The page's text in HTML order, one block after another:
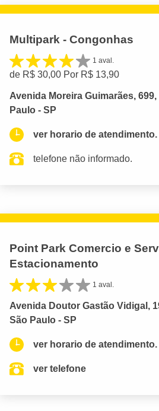
Multipark - Congonhas
1 aval.
de R$ 30,00 Por R$ 13,90
Avenida Moreira Guimarães,
Paulo - SP
ver horario de atendimento.
telefone não informado.
Point Park Comercio e
Estacionamento
1 aval.
Avenida Doutor Gastão Vidigal,
São Paulo - SP
ver horario de atendimento.
ver telefone